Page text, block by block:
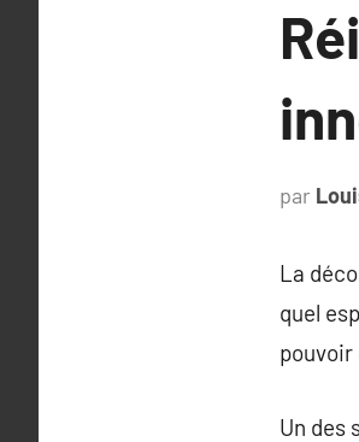
par
La
quel
Un des